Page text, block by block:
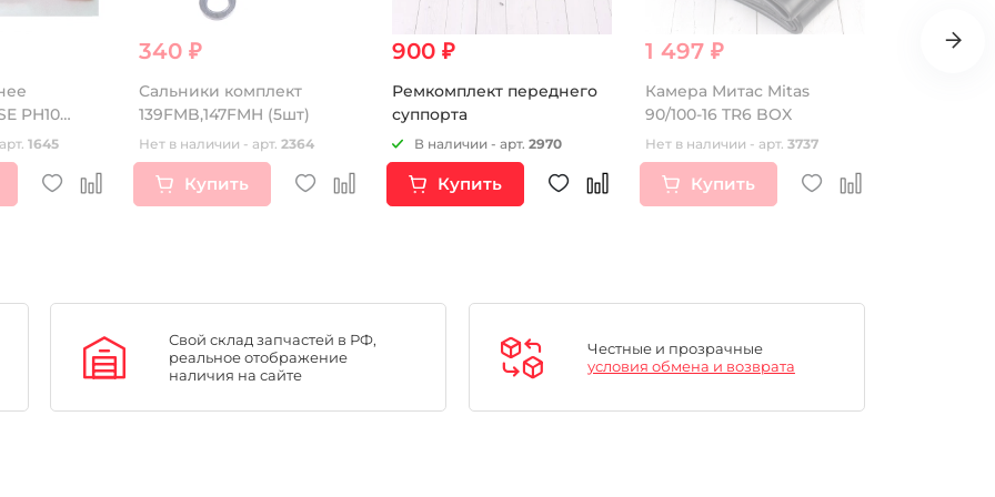
PH10
1645
340 ₽
Сальники комплект
139FMB,147FMH (5шт)
Нет в наличии - арт. 2364
Купить
900 ₽
Ремкомплект переднего
суппорта
В наличии - арт. 2970
Купить
1 497 ₽
Камера Митас Mitas
90/100-16 TR6 BOX
Нет в наличии - арт. 3737
Купить
2 980 ₽
Свой склад запчастей в РФ,
реальное отображение
наличия на сайте
Честные и прозрачные
условия обмена и возврата